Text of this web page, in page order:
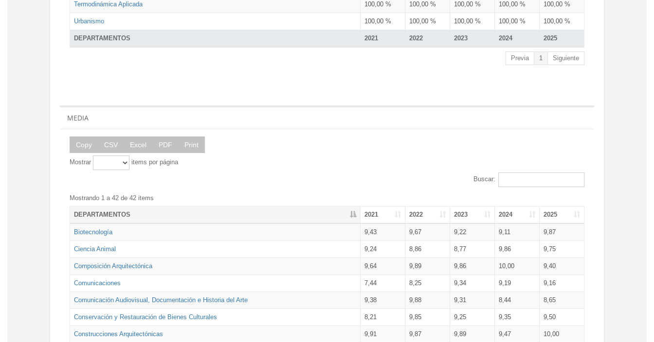
DEPARTAMENTOS 2021 2022 2023 2024 2025
Termodinámica Aplicada 100,00 % 100,00 % 100,00 % 100,00 % 100,00 %
Urbanismo 100,00 % 100,00 % 100,00 % 100,00 % 100,00 %
Previa 1 Siguiente
MEDIA
Copy CSV Excel PDF Print
Mostrar items por página
Buscar:
Mostrando 1 a 42 de 42 items
DEPARTAMENTOS 2021 2022 2023 2024 2025
Biotecnología 9,43 9,67 9,22 9,11 9,87
Ciencia Animal 9,24 8,86 8,77 9,86 9,75
Composición Arquitectónica 9,64 9,89 9,86 10,00 9,40
Comunicaciones 7,44 8,25 9,34 9,19 9,16
Comunicación Audiovisual, Documentación e Historia del Arte 9,38 9,88 9,31 8,44 8,65
Conservación y Restauración de Bienes Culturales 8,21 9,85 9,25 9,35 9,50
Construcciones Arquitectónicas 9,91 9,87 9,89 9,47 10,00